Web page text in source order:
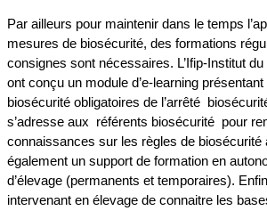
Par ailleurs pour maintenir dans le temps
mesures de biosécurité, des formations
consignes sont nécessaires. L’Ifip-Institut
ont conçu un module d’e-learning
biosécurité obligatoires de l’arrêté
s’adresse aux référents biosécurité pour
connaissances sur les règles de biosécurité
également un support de formation en
d’élevage (permanents et temporaires).
intervenant en élevage de connaitre les